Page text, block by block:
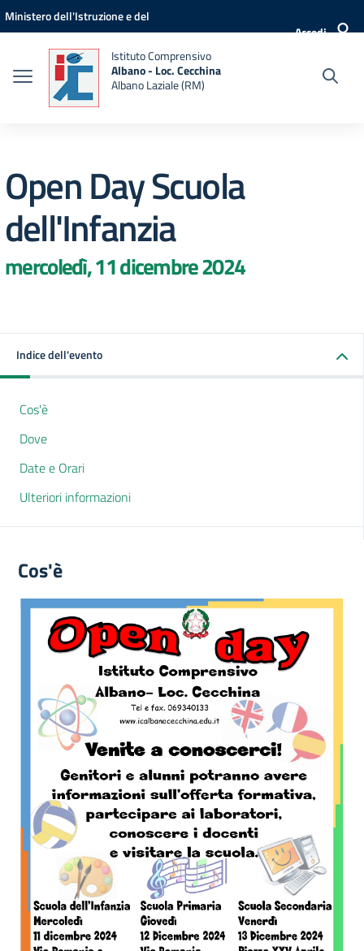
Vai ai contenuti
Vai al menu di navigazione
Vai al footer
Ministero dell'Istruzione e del
Accedi
Istituto Comprensivo
Albano - Loc. Cecchina
Albano Laziale (RM)
Open Day Scuola
dell'Infanzia
mercoledì, 11 dicembre 2024
Indice dell'evento
Cos'è
Dove
Date e Orari
Ulteriori informazioni
Cos'è